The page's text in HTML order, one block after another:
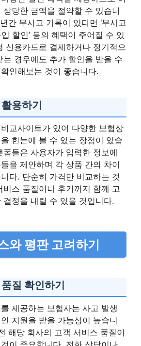
상당한 금액을 절약할 수 있습니
간 무사고 기록이 있다면 ‘무사고
입 할인’ 등의 혜택이 주어질 수 있
신용카드로 결제하거나 정기적으
는 경우에도 추가 할인을 받을 수
인해보는 것이 좋습니다.
용하기
교사이트가 있어 다양한 보험상
한눈에 볼 수 있는 장점이 있습
폼들은 사용자가 입력한 정보에
을 제안하며 각 상품 간의 차이
다. 단순히 가격만 비교하는 것
비스 품질이나 후기까지 함께 고
결정을 내릴 수 있을 것입니다.
와 평판 고려하기
질 확인하기
제공하는 보험사는 사고 발생
지원을 받을 가능성이 높습니
해당 회사의 고객 서비스 품질이